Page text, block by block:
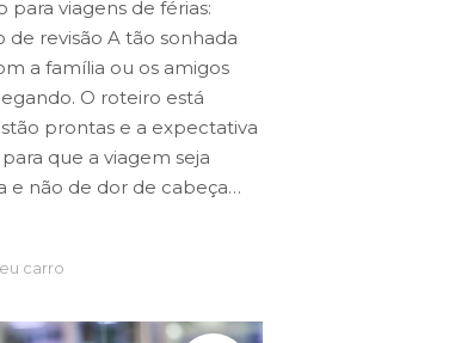
para viagens de férias:
revisão A tão sonhada
a família ou os amigos
O roteiro está
prontas e a expectativa
que a viagem seja
e não de dor de cabeça…
carro